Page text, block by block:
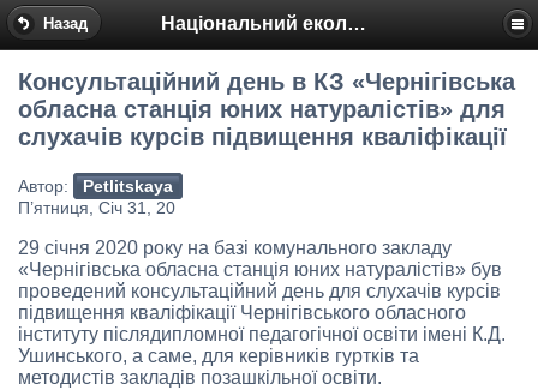
Назад Національний еколого-натуралістичний центр
Консультаційний день в КЗ «Чернігівська
обласна станція юних натуралістів» для
слухачів курсів підвищення кваліфікації
Автор:
Petlitskaya
П’ятниця, Січ 31, 20
29 січня 2020 року на базі комунального закладу
«Чернігівська обласна станція юних натуралістів» був
проведений консультаційний день для слухачів курсів
підвищення кваліфікації Чернігівського обласного
інституту післядипломної педагогічної освіти імені К.Д.
Ушинського, а саме, для керівників гуртків та
методистів закладів позашкільної освіти.